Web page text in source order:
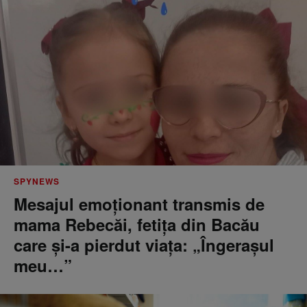
SPYNEWS
Mesajul emoționant transmis de
mama Rebecăi, fetița din Bacău
care și-a pierdut viața: „Îngerașul
meu…”